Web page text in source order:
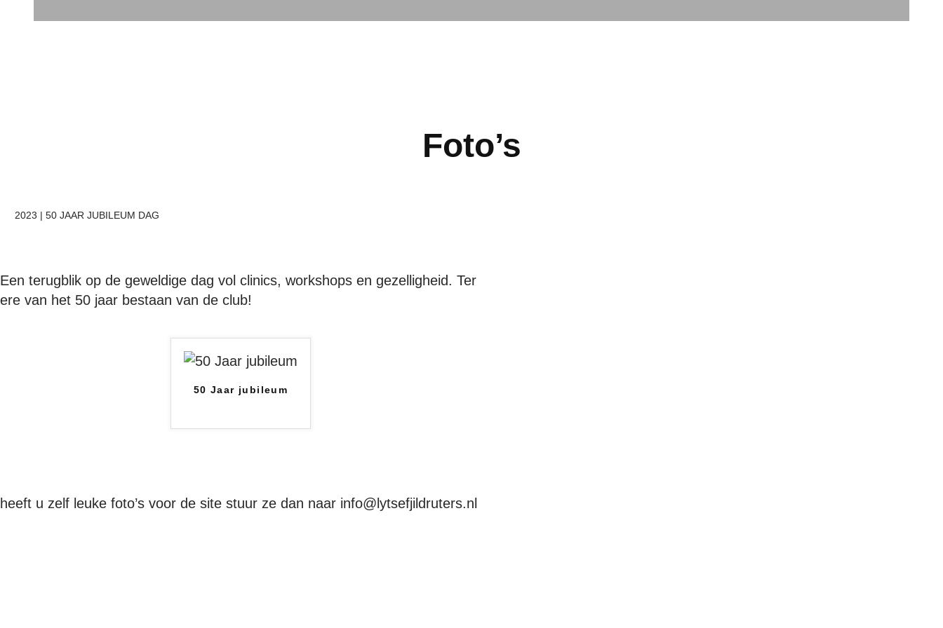
Foto’s
2023 | 50 JAAR JUBILEUM DAG
Een terugblik op de geweldige dag vol clinics, workshops en gezelligheid. Ter
ere van het 50 jaar bestaan van de club!
50 Jaar jubileum
heeft u zelf leuke foto’s voor de site stuur ze dan naar info@lytsefjildruters.nl